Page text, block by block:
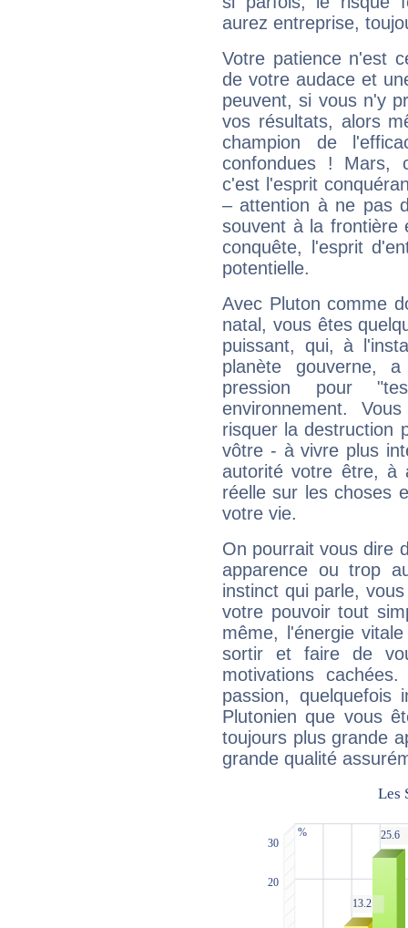
aurez entreprise,
Votre patience n'est
de votre audace et
peuvent, si vous n'y
vos résultats, alors
champion de
confondues ! Mars,
c'est l'esprit
– attention à ne pas
souvent à la frontière
conquête, l'esprit
potentielle.
Avec Pluton comme
natal, vous êtes
puissant, qui, à
planète gouverne,
pression pour
environnement.
risquer la destruction
vôtre - à vivre plus
autorité votre être, à
réelle sur les choses
votre vie.
On pourrait vous dire
apparence ou trop
instinct qui parle,
votre pouvoir tout
même, l'énergie
sortir et faire de
motivations
passion, quelquefois
Plutonien que vous
toujours plus grande
grande qualité